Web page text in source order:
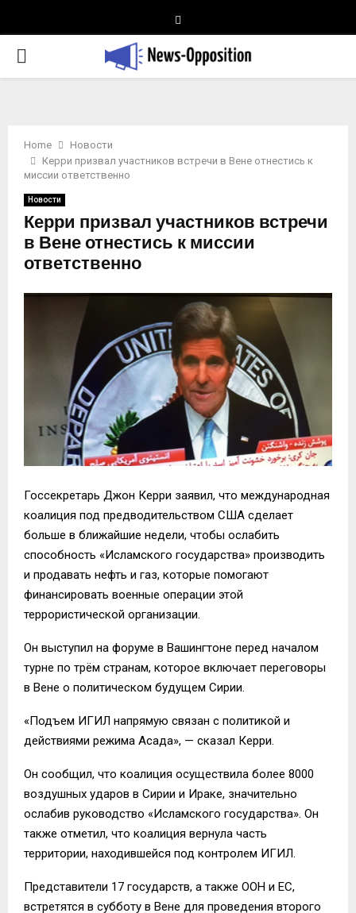
PRIMARY
Home
Новости
Керри призвал участников встречи в Вене отнестись к
миссии ответственно
Новости
Керри призвал участников встречи
в Вене отнестись к миссии
ответственно
Госсекретарь Джон Керри заявил, что международная
коалиция под предводительством США сделает
больше в ближайшие недели, чтобы ослабить
способность «Исламского государства» производить
и продавать нефть и газ, которые помогают
финансировать военные операции этой
террористической организации.
Он выступил на форуме в Вашингтоне перед началом
турне по трём странам, которое включает переговоры
в Вене о политическом будущем Сирии.
«Подъем ИГИЛ напрямую связан с политикой и
действиями режима Асада», — сказал Керри.
Он сообщил, что коалиция осуществила более 8000
воздушных ударов в Сирии и Ираке, значительно
ослабив руководство «Исламского государства». Он
также отметил, что коалиция вернула часть
территории, находившейся под контролем ИГИЛ.
Представители 17 государств, а также ООН и ЕС,
встретятся в субботу в Вене для проведения второго